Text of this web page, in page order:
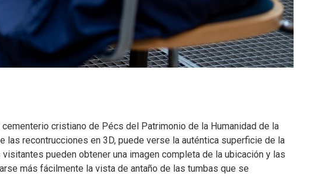
cristiano de Pécs del Patrimonio de la Humanidad de la
recontrucciones en 3D, puede verse la auténtica superficie de la
pueden obtener una imagen completa de la ubicación y las
más fácilmente la vista de antaño de las tumbas que se